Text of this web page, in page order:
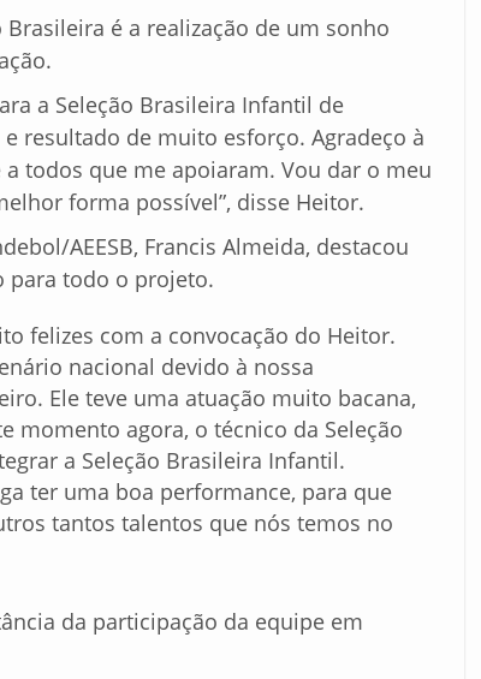
é a realização de um sonho
a Seleção Brasileira Infantil de
resultado de muito esforço. Agradeço à
todos que me apoiaram. Vou dar o meu
forma possível”, disse Heitor.
AEESB, Francis Almeida, destacou
para todo o projeto.
felizes com a convocação do Heitor.
nacional devido à nossa
Ele teve uma atuação muito bacana,
momento agora, o técnico da Seleção
a Seleção Brasileira Infantil.
ter uma boa performance, para que
tantos talentos que nós temos no
da participação da equipe em